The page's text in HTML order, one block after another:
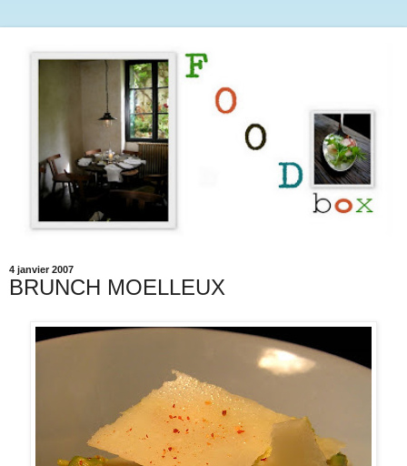
4 janvier 2007
BRUNCH MOELLEUX